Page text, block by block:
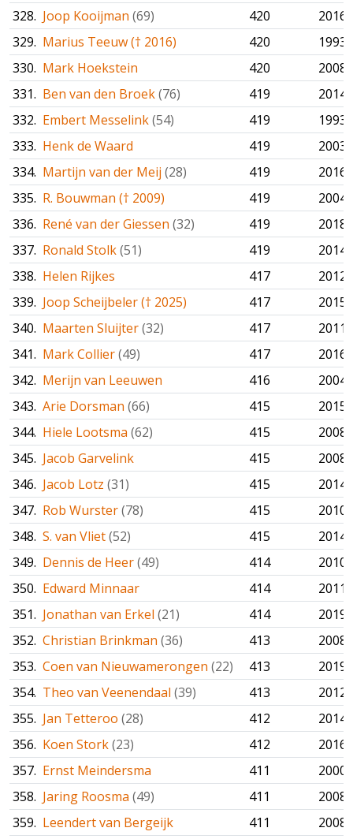
328. Joop Kooijman (69) 420
2016
329. Marius Teeuw († 2016) 420
1993
330. Mark Hoekstein 420
2008
331. Ben van den Broek(76) 419
2014
332. Embert Messelink(54) 419
1993
333. Henk de Waard 419
2003
334. Martijn van der Meij (28) 419
2016
335. R. Bouwman († 2009) 419
2004
336. René van der Giessen (32) 419
2018
337. Ronald Stolk(51) 419
2014
338. Helen Rijkes 417
2012
339. Joop Scheijbeler († 2025) 417
2015
340. Maarten Sluijter(32) 417
2011
341. Mark Collier(49) 417
2016
342. Merijn van Leeuwen 416
2004
343. Arie Dorsman (66) 415
2015
344. Hiele Lootsma (62) 415
2008
345. Jacob Garvelink 415
2008
346. Jacob Lotz (31) 415
2014
347. Rob Wurster(78) 415
2010
348. S. van Vliet(52) 415
2014
349. Dennis de Heer(49) 414
2010
350. Edward Minnaar 414
2011
351. Jonathan van Erkel (21) 414
2019
352. Christian Brinkman (36) 413
2008
353. Coen van Nieuwamerongen (22) 413
2019
354. Theo van Veenendaal (39) 413
2012
355. Jan Tetteroo (28) 412
2014
356. Koen Stork(23) 412
2016
357. Ernst Meindersma 411
2000
358. Jaring Roosma (49) 411
2008
359. Leendert van Bergeijk 411
2008